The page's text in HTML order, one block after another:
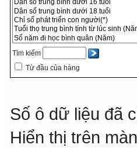
Tìm kiếm
Từ đầu của hàng
Số ô dữ liệu đã
Hiển thị trên